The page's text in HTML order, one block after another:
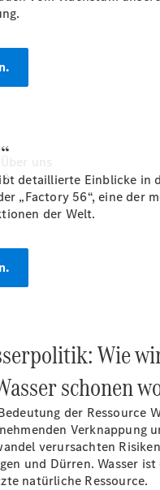
Übersicht
Ansprechpartner
Kontaktformular
Unternehmens
News
detaillierte Einblicke in
„Factory 56“, eine der
der Welt.
Wie
schonen
der Ressource
Verknappung
verursachten
und Dürren. Wasser ist
natürliche Ressource.